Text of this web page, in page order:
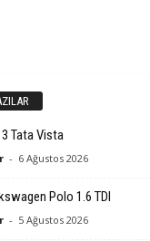
Tata Vista
- 6 Ağustos 2026
Polo 1.6 TDI
- 5 Ağustos 2026